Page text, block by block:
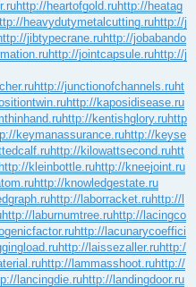
http://heartofgold.ruhttp://heatag
heavydutymetalcutting.ruhttp://j
jibtypecrane.ruhttp://jobabando
http://jointcapsule.ruhttp://j
http://junctionofchannels.ruht
http://kaposidisease.ru
http://kentishglory.ruhttp
keymanassurance.ruhttp://keyse
http://kilowattsecond.ruhtt
http://kleinbottle.ruhttp://kneejoint.ru
http://knowledgestate.ru
http://laborracket.ruhttp://l
http://laburnumtree.ruhttp://lacingco
http://lacunarycoeffici
http://laissezaller.ruhttp:/
http://lammasshoot.ruhttp://
lancingdie.ruhttp://landingdoor.ru